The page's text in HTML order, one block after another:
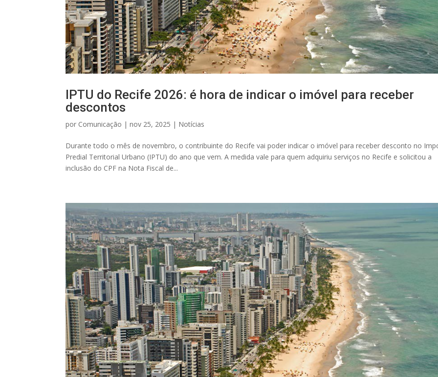
IPTU do Recife 2026: é hora de indicar o imóvel para receber
descontos
por Comunicação |nov 25, 2025 | Notícias
Durante todo o mês de novembro, o contribuinte do Recife vai poder indicar o imóvel para receber desconto no
Predial Territorial Urbano (IPTU) do ano que vem. A medida vale para quem adquiriu serviços no Recife e solicitou a
inclusão do CPF na Nota Fiscal de...